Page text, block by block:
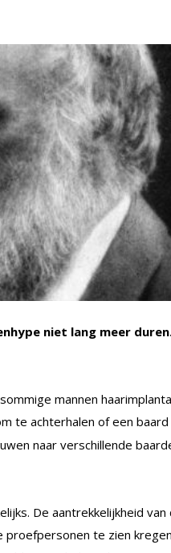
niet lang meer
mannen
te achterhalen of een
naar verschillende
De aantrekkelijkheid
proefpersonen te zien